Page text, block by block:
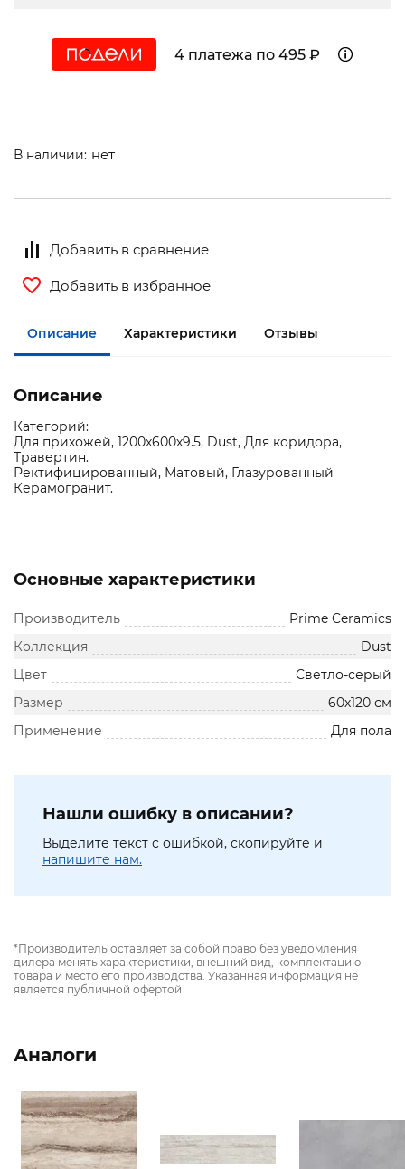
4 платежа по 495 ₽
В наличии: нет
Добавить в сравнение
Добавить в избранное
Описание Характеристики Отзывы
Описание
Категорий:
Для прихожей, 1200х600х9.5, Dust, Для коридора,
Травертин.
Ректифицированный, Матовый, Глазурованный
Керамогранит.
Основные характеристики
Производитель
Prime Ceramics
Коллекция
Dust
Цвет
Светло-серый
Размер
60х120 см
Применение
Для пола
Нашли ошибку в описании?
Выделите текст с ошибкой, скопируйте и
напишите нам.
*Производитель оставляет за собой право без уведомления
дилера менять характеристики, внешний вид, комплектацию
товара и место его производства. Указанная информация не
является публичной офертой
Аналоги